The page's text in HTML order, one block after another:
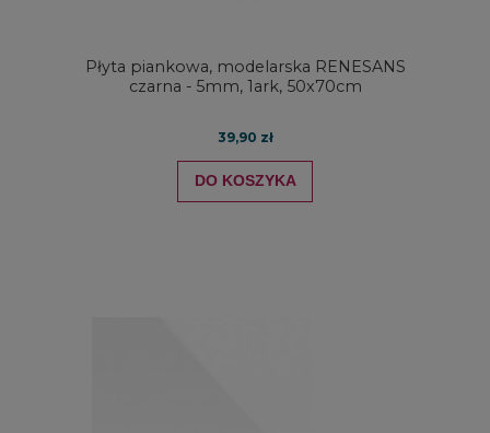
Płyta piankowa, modelarska RENESANS
czarna - 5mm, 1ark, 50x70cm
39,90 zł
DO KOSZYKA